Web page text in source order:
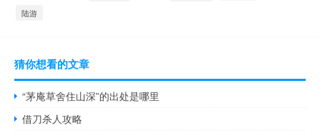
陆游
猜你想看的文章
“茅庵草舍住山深”的出处是哪里
借刀杀人攻略